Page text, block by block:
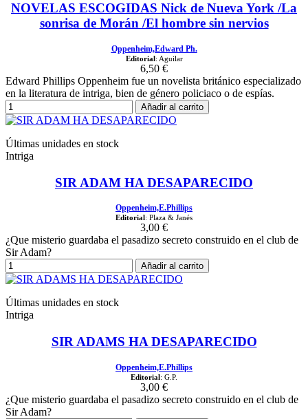
NOVELAS ESCOGIDAS Nick de Nueva York /La
sonrisa de Morán /El hombre sin nervios
Oppenheim,Edward Ph.
Editorial: Aguilar
6,50 €
Edward Phillips Oppenheim fue un novelista británico especializado
en la literatura de intriga, bien de género policiaco o de espías.
Añadir al carrito
Últimas unidades en stock
Intriga
SIR ADAM HA DESAPARECIDO
Oppenheim,E.Phillips
Editorial: Plaza & Janés
3,00 €
¿Que misterio guardaba el pasadizo secreto construido en el club de
Sir Adam?
Añadir al carrito
Últimas unidades en stock
Intriga
SIR ADAMS HA DESAPARECIDO
Oppenheim,E.Phillips
Editorial: G.P.
3,00 €
¿Que misterio guardaba el pasadizo secreto construido en el club de
Sir Adam?